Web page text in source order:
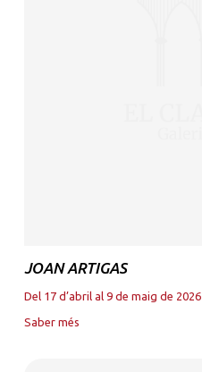
JOAN ARTIGAS
Del 17 d’abril al 9 de maig de 2026
Saber més